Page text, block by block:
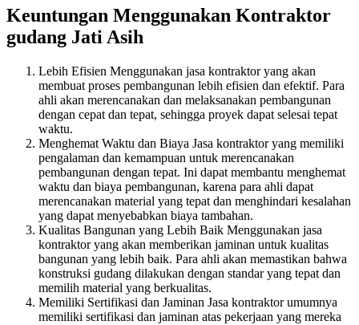
Keuntungan Menggunakan Kontraktor
gudang Jati Asih
Lebih Efisien Menggunakan jasa kontraktor yang akan
membuat proses pembangunan lebih efisien dan efektif. Para
ahli akan merencanakan dan melaksanakan pembangunan
dengan cepat dan tepat, sehingga proyek dapat selesai tepat
waktu.
Menghemat Waktu dan Biaya Jasa kontraktor yang memiliki
pengalaman dan kemampuan untuk merencanakan
pembangunan dengan tepat. Ini dapat membantu menghemat
waktu dan biaya pembangunan, karena para ahli dapat
merencanakan material yang tepat dan menghindari kesalahan
yang dapat menyebabkan biaya tambahan.
Kualitas Bangunan yang Lebih Baik Menggunakan jasa
kontraktor yang akan memberikan jaminan untuk kualitas
bangunan yang lebih baik. Para ahli akan memastikan bahwa
konstruksi gudang dilakukan dengan standar yang tepat dan
memilih material yang berkualitas.
Memiliki Sertifikasi dan Jaminan Jasa kontraktor umumnya
memiliki sertifikasi dan jaminan atas pekerjaan yang mereka